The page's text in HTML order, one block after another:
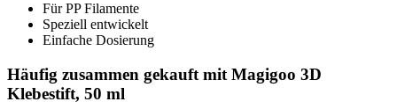
Für PP Filamente
Speziell entwickelt
Einfache Dosierung
Häufig zusammen gekauft mit Magigoo 3D
Klebestift, 50 ml